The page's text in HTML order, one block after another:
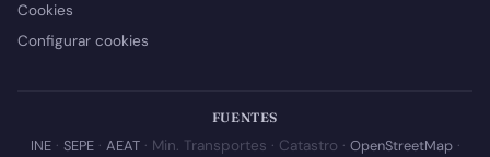
Cookies
Configurar cookies
FUENTES
INE· SEPE· AEAT· Min. Transportes · Catastro · OpenStreetMap·